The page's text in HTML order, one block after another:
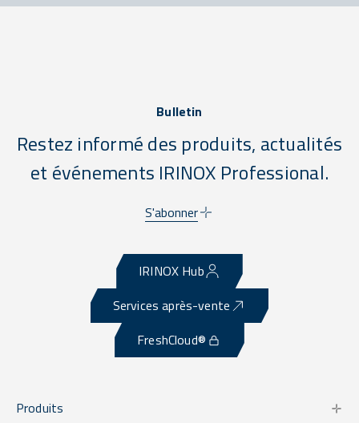
Bulletin
Restez informé des produits, actualités
et événements IRINOX Professional.
S'abonner
IRINOX Hub
Services après-vente
FreshCloud®
Produits